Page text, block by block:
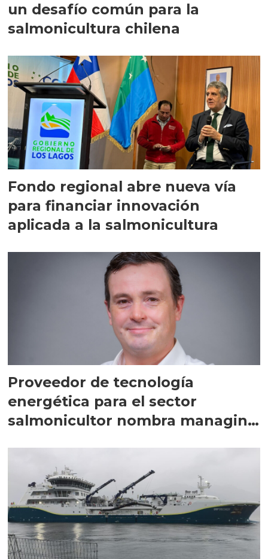
un desafío común para la
salmonicultura chilena
Fondo regional abre nueva vía
para financiar innovación
aplicada a la salmonicultura
Proveedor de tecnología
energética para el sector
salmonicultor nombra managing